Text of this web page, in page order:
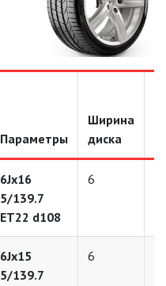
Параметры
Ширина
диска
6Jx16
5/139.7
ET22 d108
6
6Jx15
5/139.7
6